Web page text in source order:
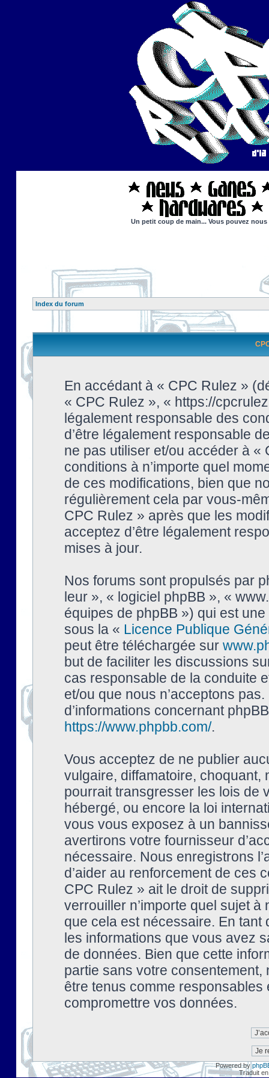
Un petit coup de main... Vous pouvez
Index du forum
En accédant à « CPC Rulez »
« CPC Rulez », « https://
légalement responsable des
d’être légalement responsable
ne pas utiliser et/ou accéder à
conditions à n’importe quel
de ces modifications, bien que
régulièrement cela par vous-
CPC Rulez » après que les
acceptez d’être légalement
mises à jour.
Nos forums sont propulsés par
leur », « logiciel phpBB », «
équipes de phpBB ») qui est
sous la « Licence Publique
peut être téléchargée sur
but de faciliter les discussions
cas responsable de la conduite
et/ou que nous n’acceptons
d’informations concernant
https://www.phpbb.com/.
Vous acceptez de ne publier
vulgaire, diffamatoire, choquant,
pourrait transgresser les lois de
hébergé, ou encore la loi
vous vous exposez à un
avertirons votre fournisseur
nécessaire. Nous enregistrons
d’aider au renforcement de ces
CPC Rulez » ait le droit de
verrouiller n’importe quel sujet à
que cela est nécessaire. En tant
les informations que vous avez
de données. Bien que cette
partie sans votre
être tenus comme
compromettre vos données.
Powered by
Traduit